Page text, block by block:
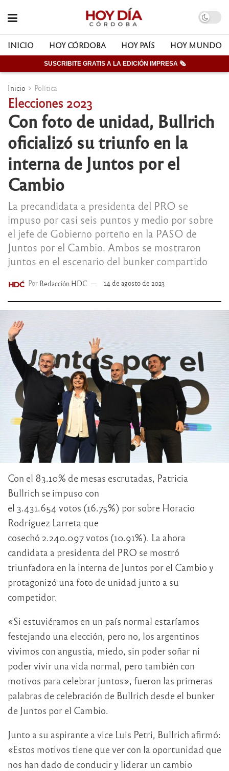
INICIO HOY CÓRDOBA HOY PAÍS HOY MUNDO
SUSCRIBITE GRATIS A LA EDICIÓN IMPRESA 🗞
Inicio Política
Elecciones 2023
Con foto de unidad, Bullrich
oficializó su triunfo en la
interna de Juntos por el
Cambio
La precandidata a presidenta del PRO se
impuso por casi seis puntos y medio por sobre
el jefe de Gobierno porteño en la PASO de
Juntos por el Cambio. Ambos se mostraron
juntos en el escenario del bunker compartido
Por Redacción HDC 14 de agosto de 2023
Con el 83.10% de mesas escrutadas, Patricia
Bullrich se impuso con
el 3.431.654 votos (16.75%) por sobre Horacio
Rodríguez Larreta que
cosechó 2.240.097 votos (10.91%). La ahora
candidata a presidenta del PRO se mostró
triunfadora en la interna de Juntos por el Cambio y
protagonizó una foto de unidad junto a su
competidor.
«Si estuviéramos en un país normal estaríamos
festejando una elección, pero no, los argentinos
vivimos con angustia, miedo, sin poder soñar ni
poder vivir una vida normal, pero también con
motivos para celebrar juntos», fueron las primeras
palabras de celebración de Bullrich desde el bunker
de Juntos por el Cambio.
Junto a su aspirante a vice Luis Petri, Bullrich afirmó:
«Estos motivos tiene que ver con la oportunidad que
nos han dado de conducir y liderar un cambio